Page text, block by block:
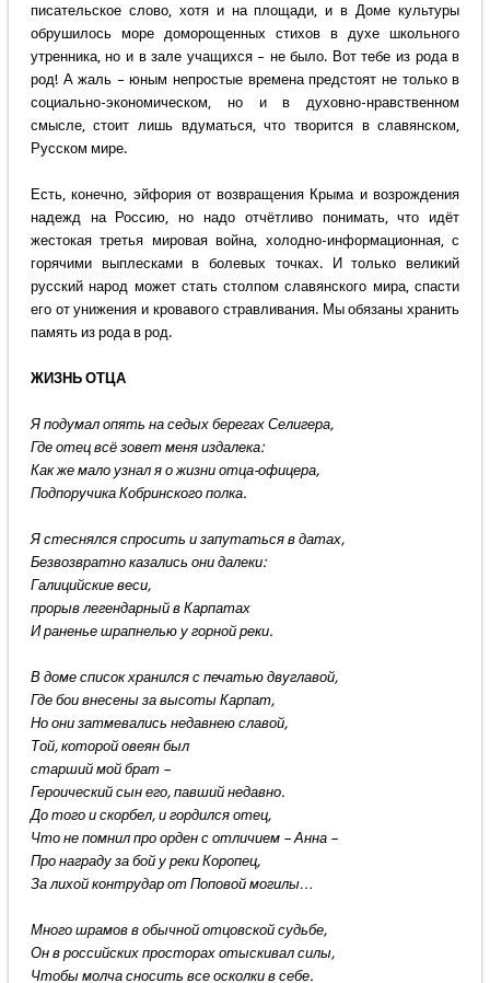
писательское слово, хотя и на площади, и в Доме культуры
обрушилось море доморощенных стихов в духе школьного
утренника, но и в зале учащихся – не было. Вот тебе из рода в
род! А жаль – юным непростые времена предстоят не только в
социально-экономическом, но и в духовно-нравственном
смысле, стоит лишь вдуматься, что творится в славянском,
Русском мире.
Есть, конечно, эйфория от возвращения Крыма и возрождения
надежд на Россию, но надо отчётливо понимать, что идёт
жестокая третья мировая война, холодно-информационная, с
горячими выплесками в болевых точках. И только великий
русский народ может стать столпом славянского мира, спасти
его от унижения и кровавого стравливания. Мы обязаны хранить
память из рода в род.
ЖИЗНЬ ОТЦА
Я подумал опять на седых берегах Селигера,
Где отец всё зовет меня издалека:
Как же мало узнал я о жизни отца-офицера,
Подпоручика Кобринского полка.
Я стеснялся спросить и запутаться в датах,
Безвозвратно казались они далеки:
Галицийские веси,
прорыв легендарный в Карпатах
И раненье шрапнелью у горной реки.
В доме список хранился с печатью двуглавой,
Где бои внесены за высоты Карпат,
Но они затмевались недавнею славой,
Той, которой овеян был
старший мой брат –
Героический сын его, павший недавно.
До того и скорбел, и гордился отец,
Что не помнил про орден с отличием – Анна –
Про награду за бой у реки Коропец,
За лихой контрудар от Поповой могилы…
Много шрамов в обычной отцовской судьбе,
Он в российских просторах отыскивал силы,
Чтобы молча сносить все осколки в себе.